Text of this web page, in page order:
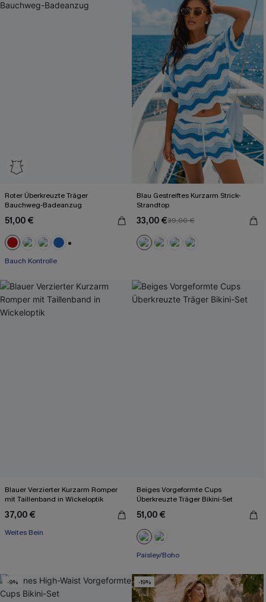
Roter Überkreuzte Träger
Bauchweg-Badeanzug
51,00 €
Bauch Kontrolle
Blau Gestreiftes Kurzarm Strick-
Strandtop
33,00 €39,00 €
Blauer Verzierter Kurzarm Romper
mit Taillenband in Wickeloptik
37,00 €
Weites Bein
Beiges Vorgeformte Cups
Überkreuzte Träger Bikini-Set
51,00 €
Paisley/Boho
-9% -19%